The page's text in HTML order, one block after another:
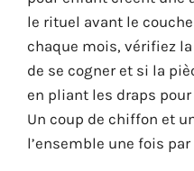
le rituel avant le
chaque mois, vérifiez
de se cogner et si la
en pliant les draps
Un coup de chiffon et
l’ensemble une fois